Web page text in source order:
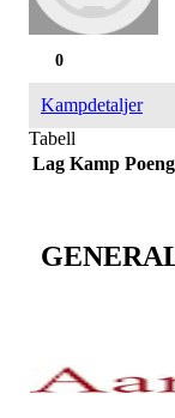
0
Kampdetaljer
Tabell
Lag Kamp Poeng